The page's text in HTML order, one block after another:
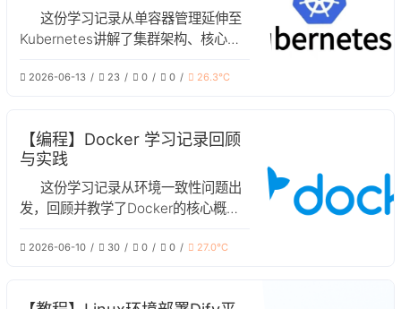
这份学习记录从单容器管理延伸至
Kubernetes讲解了集群架构、核心概
2026-06-13 23 0 0 26.3℃
【编程】Docker 学习记录回顾
与实践
这份学习记录从环境一致性问题出
发，回顾并教学了Docker的核心概
2026-06-10 30 0 0 27.0℃